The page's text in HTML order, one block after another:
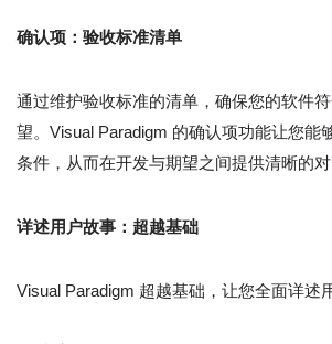
确认项：验收标准清单
通过维护验收标准的清单，确保您的软件
望。Visual Paradigm 的确认项功能让您能
条件，从而在开发与期望之间提供清晰的对
详述用户故事：超越基础
Visual Paradigm 超越基础，让您全面详述